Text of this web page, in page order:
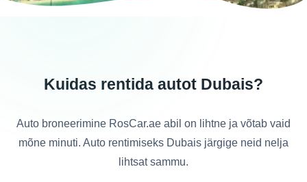
Kuidas rentida autot Dubais?
Auto broneerimine RosCar.ae abil on lihtne ja võtab vaid
mõne minuti. Auto rentimiseks Dubais järgige neid nelja
lihtsat sammu.